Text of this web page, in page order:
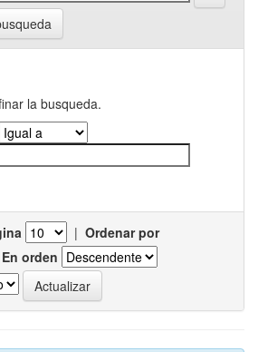
la busqueda.
| Ordenar por
En orden